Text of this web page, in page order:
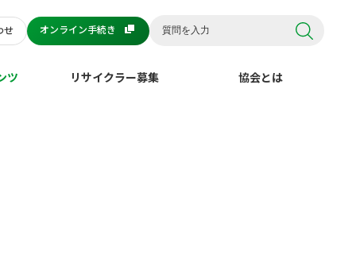
せ オンライン手続き
ツ リサイクラー募集 協会とは